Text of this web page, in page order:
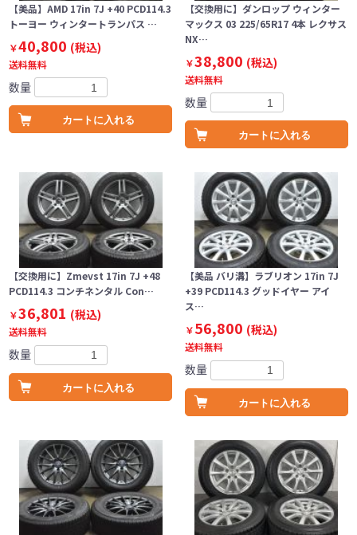
【美品】AMD 17in 7J +40 PCD114.3
トーヨー ウィンタートランパス …
￥40,800 (税込)
送料無料
数量
カートに入れる
【交換用に】ダンロップ ウィンター
マックス 03 225/65R17 4本 レクサス
NX…
￥38,800 (税込)
送料無料
数量
カートに入れる
【交換用に】Zmevst 17in 7J +48
PCD114.3 コンチネンタル Con…
￥36,801 (税込)
送料無料
数量
カートに入れる
【美品 バリ溝】ラブリオン 17in 7J
+39 PCD114.3 グッドイヤー アイ
ス…
￥56,800 (税込)
送料無料
数量
カートに入れる